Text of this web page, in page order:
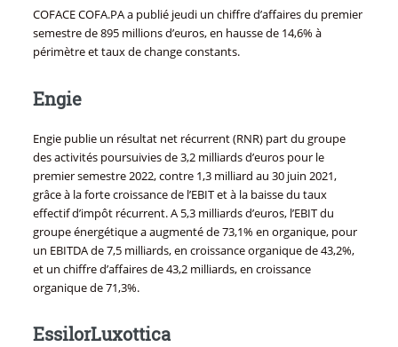
COFACE COFA.PA a publié jeudi un chiffre d’affaires du premier
semestre de 895 millions d’euros, en hausse de 14,6% à
périmètre et taux de change constants.
Engie
Engie publie un résultat net récurrent (RNR) part du groupe
des activités poursuivies de 3,2 milliards d’euros pour le
premier semestre 2022, contre 1,3 milliard au 30 juin 2021,
grâce à la forte croissance de l’EBIT et à la baisse du taux
effectif d’impôt récurrent. A 5,3 milliards d’euros, l’EBIT du
groupe énergétique a augmenté de 73,1% en organique, pour
un EBITDA de 7,5 milliards, en croissance organique de 43,2%,
et un chiffre d’affaires de 43,2 milliards, en croissance
organique de 71,3%.
EssilorLuxottica